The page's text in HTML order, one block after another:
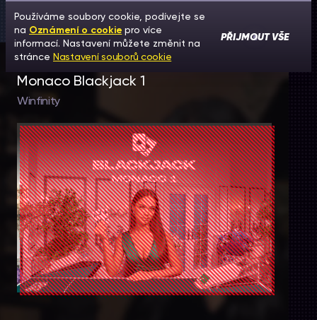
Monaco Blackjack 1
Winfinity
Používáme soubory cookie, podívejte se
na Oznámení o cookie pro více
informací. Nastavení můžete změnit na
stránce Nastavení souborů cookie
PŘIJMOUT VŠE